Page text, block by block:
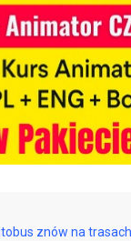
znów na